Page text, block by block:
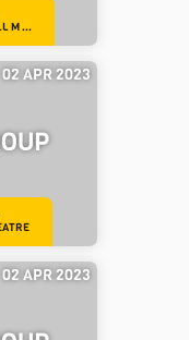
M ...
02 APR 2023
02 APR 2023